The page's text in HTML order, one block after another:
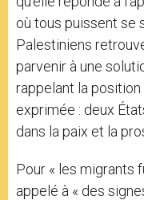
où tous puissent se
Palestiniens
parvenir à une
rappelant la
exprimée : deux
dans la paix et la
Pour « les migrants
appelé à « des